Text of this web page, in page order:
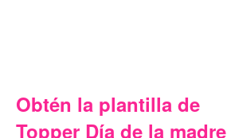
Obtén la plantilla de
Topper Día de la madre